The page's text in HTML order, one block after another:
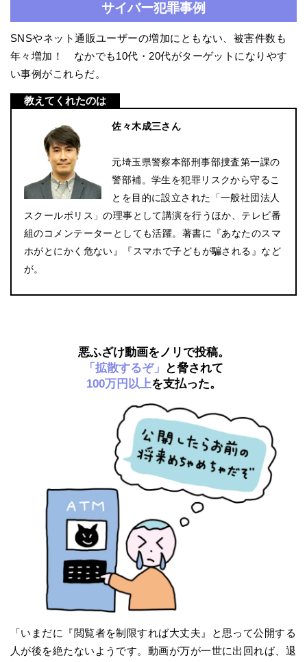
サイバー犯罪事例
SNSやネット通販ユーザーの増加にともない、被害件数も
年々増加！ なかでも10代・20代がターゲットになりやす
い事例がこれらだ。
教えてくれたのは
佐々木成三さん
元埼玉県警察本部刑事部捜査第一課の
警部補。学生を犯罪リスクから守るこ
とを目的に設立された「一般社団法人
スクールポリス」の理事として講演を行うほか、テレビ番
組のコメンテーターとしても活躍。著書に『あなたのスマ
ホがとにかく危ない』『スマホで子どもが騙される』など
が。
悪ふざけ動画をノリで投稿。
「拡散するぞ」
と脅されて
100万円以上を支払った。
「いまだに『閲覧者を制限すれば大丈夫』と思って公開する
人が後を絶たないようです。動画が万が一世に出回れば、退